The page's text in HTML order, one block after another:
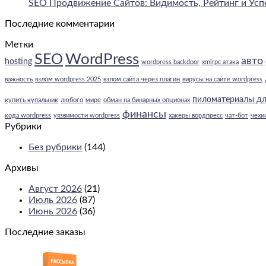
SEO Продвижение Сайтов: Видимость, Рейтинг и
Последние комментарии
Метки
hosting SEO WordPress wordpress backdoor xmlrpc атака авто
важность взлом wordpress 2025 взлом сайта через плагин вирусы на сайте wordpress
купить купальник любого мире обман на бинарных опционах пиломатериалы
кода wordpress уязвимости wordpress финансы хакеры вордпресс чат-бот
Рубрики
Без рубрики (144)
Архивы
Август 2026 (21)
Июль 2026 (87)
Июнь 2026 (36)
Последние заказы